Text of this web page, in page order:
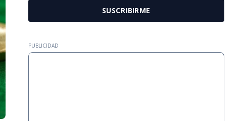
SUSCRIBIRME
PUBLICIDAD